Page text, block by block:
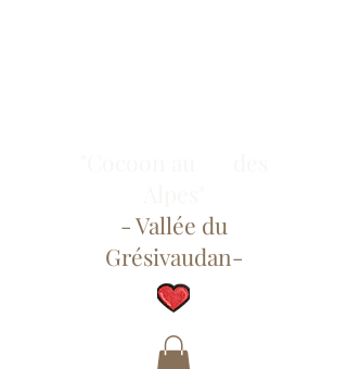
- Vallée du
Grésivaudan-